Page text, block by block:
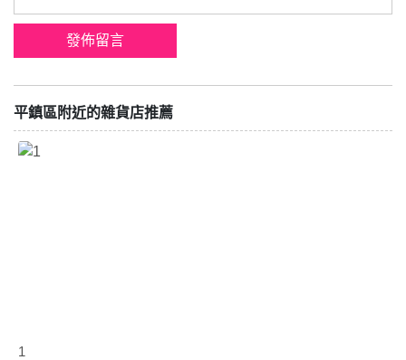
平鎮區附近的雜貨店推薦
1